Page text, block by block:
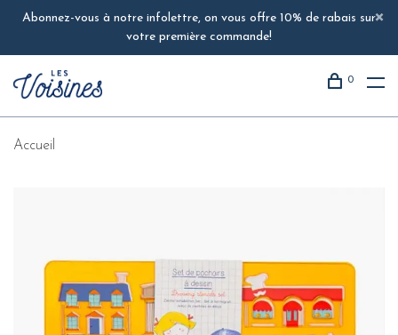
Abonnez-vous à notre infolettre, on vous offre 10% de rabais sur
votre première commande!
0
Accueil